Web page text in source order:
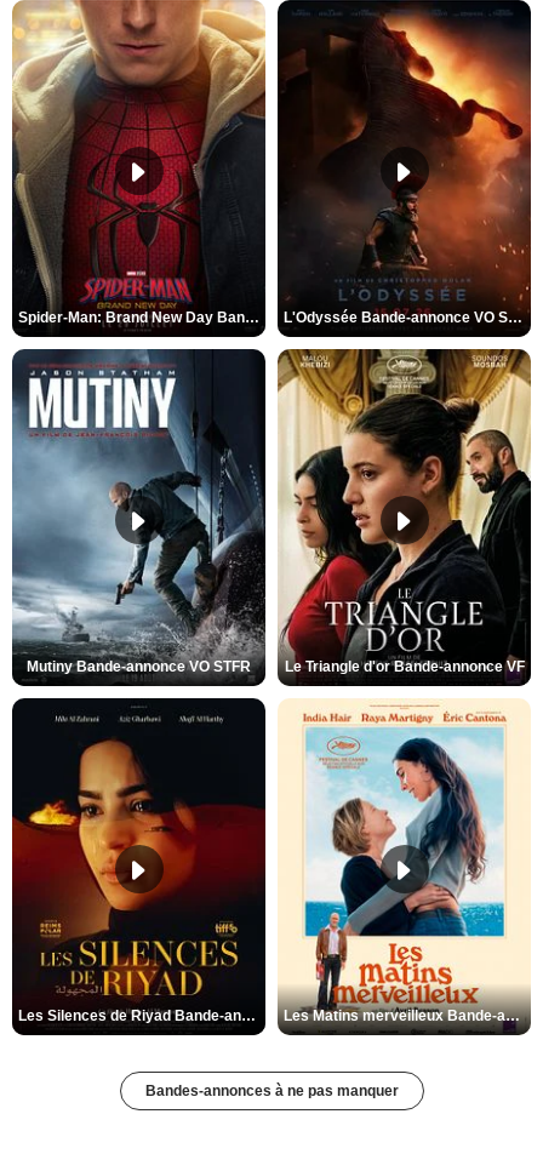
Spider-Man: Brand New Day Bande-annonce VO STFR L'Odyssée Bande-annonce VO STFR
Mutiny Bande-annonce VO STFR Le Triangle d'or Bande-annonce VF
Les Silences de Riyad Bande-annonce VO STFR Les Matins merveilleux Bande-annonce VF
Bandes-annonces à ne pas manquer